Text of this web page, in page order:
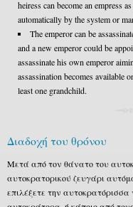
heiress can become an empress
automatically by the system or
The emperor can be
and a new emperor could be
assassinate his own emperor
assassination becomes available
least one grandchild.
Διαδοχή του θρόνου
Μετά από τον θάνατο του
αυτοκρατορικού ζευγάρι
επιλέξετε την